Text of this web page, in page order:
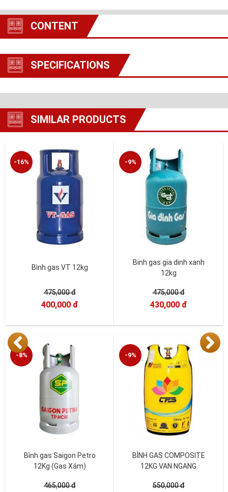
CONTENT
SPECIFICATIONS
SIMILAR PRODUCTS
-16%
Bình gas VT 12kg
475,000 đ
400,000 đ
-9%
Binh gas gia dinh xanh
12kg
475,000 đ
430,000 đ
-8%
Bình gas Saigon Petro
12Kg (Gas Xám)
465,000 đ
-9%
BÌNH GAS COMPOSITE
12KG VAN NGANG
550,000 đ